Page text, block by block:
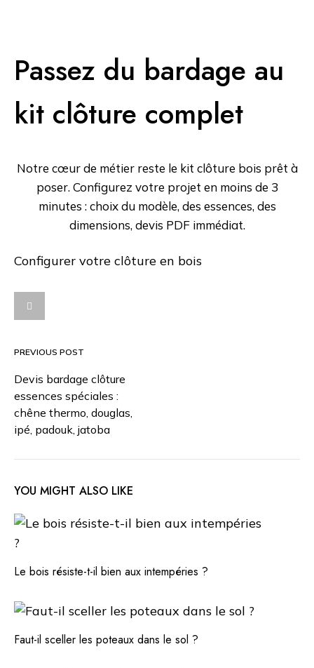
Passez du bardage au
kit clôture complet
Notre cœur de métier reste le kit clôture bois prêt à
poser. Configurez votre projet en moins de 3
minutes : choix du modèle, des essences, des
dimensions, devis PDF immédiat.
Configurer votre clôture en bois
Post
navigation
PREVIOUS POST
Devis bardage clôture
essences spéciales :
chêne thermo, douglas,
ipé, padouk, jatoba
YOU MIGHT ALSO LIKE
Le bois résiste-t-il bien aux intempéries ?
Faut-il sceller les poteaux dans le sol ?